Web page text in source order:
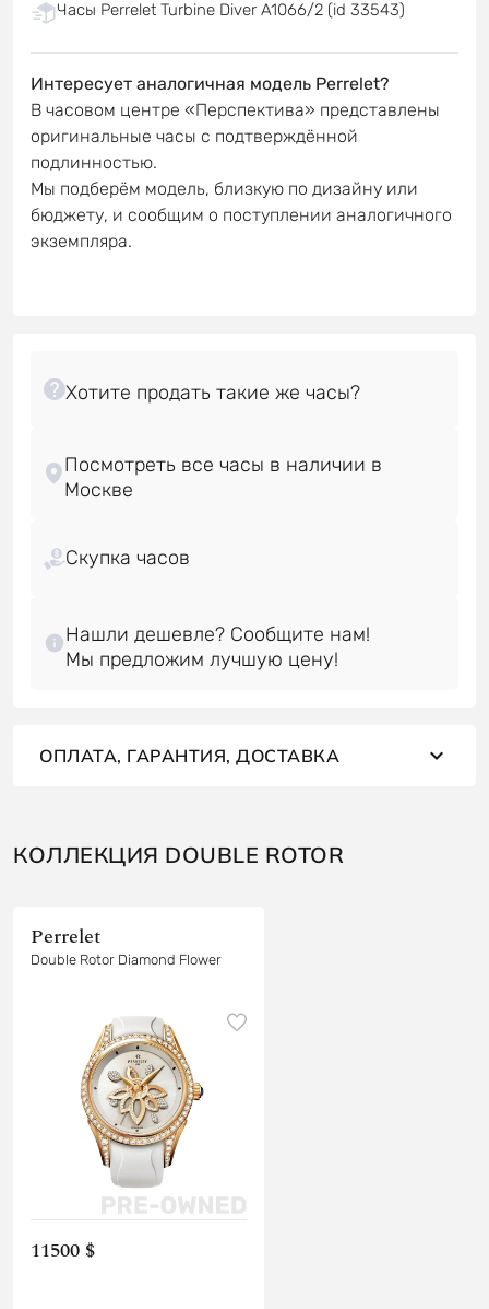
Часы Perrelet Turbine Diver A1066/2 (id 33543)
Интересует аналогичная модель Perrelet?
В часовом центре «Перспектива» представлены
оригинальные часы с подтверждённой
подлинностью.
Мы подберём модель, близкую по дизайну или
бюджету, и сообщим о поступлении аналогичного
экземпляра.
Посмотреть все часы в наличии в
Скупка часов
Нашли дешевле? Сообщите нам!
ОПЛАТА, ГАРАНТИЯ, ДОСТАВКА
КОЛЛЕКЦИЯ DOUBLE ROTOR
Perrelet
Double Rotor Diamond Flower
11500 $